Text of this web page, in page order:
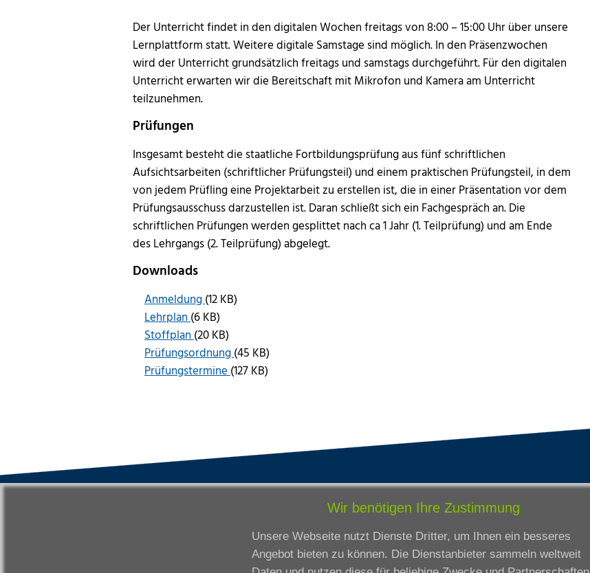
Der Unterricht findet in den digitalen Wochen freitags von 8:00 – 15:00 Uhr über unsere
Lernplattform statt. Weitere digitale Samstage sind möglich. In den Präsenzwochen
wird der Unterricht grundsätzlich freitags und samstags durchgeführt. Für den digitalen
Unterricht erwarten wir die Bereitschaft mit Mikrofon und Kamera am Unterricht
teilzunehmen.
Prüfungen
Insgesamt besteht die staatliche Fortbildungsprüfung aus fünf schriftlichen
Aufsichtsarbeiten (schriftlicher Prüfungsteil) und einem praktischen Prüfungsteil, in dem
von jedem Prüfling eine Projektarbeit zu erstellen ist, die in einer Präsentation vor dem
Prüfungsausschuss darzustellen ist. Daran schließt sich ein Fachgespräch an. Die
schriftlichen Prüfungen werden gesplittet nach ca 1 Jahr (1. Teilprüfung) und am Ende
des Lehrgangs (2. Teilprüfung) abgelegt.
Downloads
Anmeldung (12 KB)
Lehrplan (6 KB)
Stoffplan (20 KB)
Prüfungsordnung (45 KB)
Prüfungstermine (127 KB)
Standorte
Darmstadt
Frankfurt am Main
Fulda
Bildungsangebot
Ausbildung
Zertifikatslehrgänge
Fortbildung
Wir benötigen Ihre Zustimmung
Unsere Webseite nutzt Dienste Dritter, um Ihnen ein besseres
Angebot bieten zu können. Die Dienstanbieter sammeln weltweit